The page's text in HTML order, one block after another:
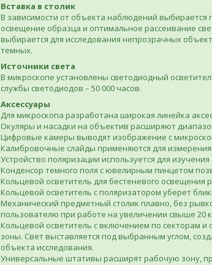
Вставка в столик
В зависимости от объекта наблюдений
освещение образца и оптимальное рассеивание
выбирается для исследования непрозрачных
темных.
Источники света
В микроскопе установлены светодиодный
службы светодиодов – 50 000 часов.
Аксессуары
Для микроскопа разработана широкая линейка
Окуляры и насадки на объектив расширяют
Цифровые камеры выводят изображение с
Калибровочные слайды применяются для
Устройство поляризации используется для
Конденсор темного поля с ювелирным пинцетом
Кольцевой осветитель для бестеневого освещения
Кольцевой осветитель с поляризатором уберет
Механический предметный столик плавно, без
пользователю при работе на увеличении свыше 20
Кольцевой осветитель с включением по секторам и
зоны. Свет выставляется под выбранным углом,
объекта исследования.
Универсальные штативы расширят рабочую зону,